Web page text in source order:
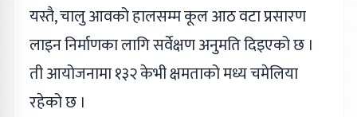
यस्तै, चालु आवको हालसम्म कूल आठ वटा प्रसारण
लाइन निर्माणका लागि सर्वेक्षण अनुमति दिइएको छ ।
ती आयोजनामा १३२ केभी क्षमताको मध्य चमेलिया
रहेको छ ।